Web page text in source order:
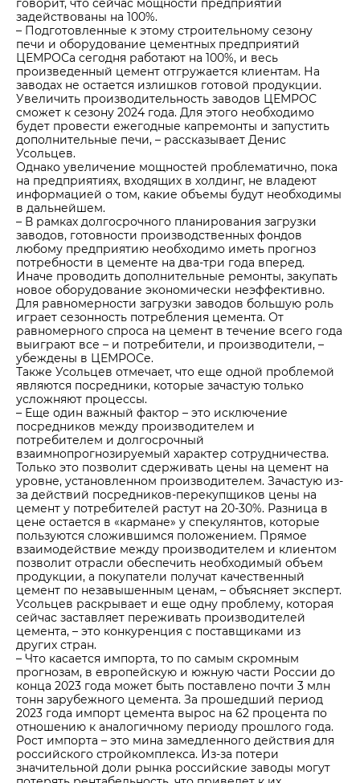
говорит, что сейчас мощности предприятий
задействованы на 100%.
– Подготовленные к этому строительному сезону
печи и оборудование цементных предприятий
ЦЕМРОСа сегодня работают на 100%, и весь
произведенный цемент отгружается клиентам. На
заводах не остается излишков готовой продукции.
Увеличить производительность заводов ЦЕМРОС
сможет к сезону 2024 года. Для этого необходимо
будет провести ежегодные капремонты и запустить
дополнительные печи, – рассказывает Денис
Усольцев.
Однако увеличение мощностей проблематично, пока
на предприятиях, входящих в холдинг, не владеют
информацией о том, какие объемы будут необходимы
в дальнейшем.
– В рамках долгосрочного планирования загрузки
заводов, готовности производственных фондов
любому предприятию необходимо иметь прогноз
потребности в цементе на два-три года вперед.
Иначе проводить дополнительные ремонты, закупать
новое оборудование экономически неэффективно.
Для равномерности загрузки заводов большую роль
играет сезонность потребления цемента. От
равномерного спроса на цемент в течение всего года
выиграют все – и потребители, и производители, –
убеждены в ЦЕМРОСе.
Также Усольцев отмечает, что еще одной проблемой
являются посредники, которые зачастую только
усложняют процессы.
– Еще один важный фактор – это исключение
посредников между производителем и
потребителем и долгосрочный
взаимнопрогнозируемый характер сотрудничества.
Только это позволит сдерживать цены на цемент на
уровне, установленном производителем. Зачастую из-
за действий посредников-перекупщиков цены на
цемент у потребителей растут на 20-30%. Разница в
цене остается в «кармане» у спекулянтов, которые
пользуются сложившимся положением. Прямое
взаимодействие между производителем и клиентом
позволит отрасли обеспечить необходимый объем
продукции, а покупатели получат качественный
цемент по незавышенным ценам, – объясняет эксперт.
Усольцев раскрывает и еще одну проблему, которая
сейчас заставляет переживать производителей
цемента, – это конкуренция с поставщиками из
других стран.
– Что касается импорта, то по самым скромным
прогнозам, в европейскую и южную части России до
конца 2023 года может быть поставлено почти 3 млн
тонн зарубежного цемента. За прошедший период
2023 года импорт цемента вырос на 62 процента по
отношению к аналогичному периоду прошлого года.
Рост импорта – это мина замедленного действия для
российского стройкомплекса. Из-за потери
значительной доли рынка российские заводы могут